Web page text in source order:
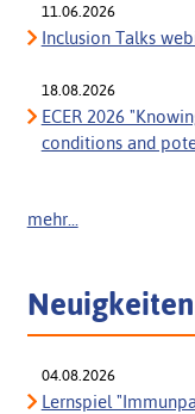
11.06.2026
Inclusion Talks
18.08.2026
ECER 2026
conditions and
mehr...
04.08.2026
Lernspiel